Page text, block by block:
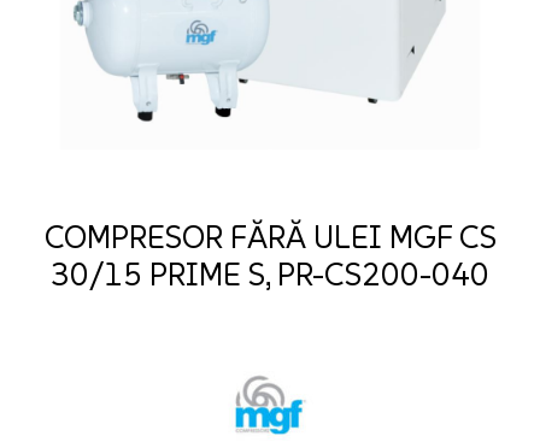
COMPRESOR FĂRĂ ULEI MGF CS
30/15 PRIME S, PR-CS200-040